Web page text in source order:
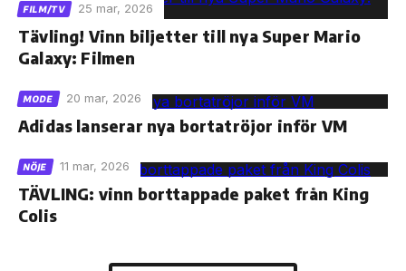
FILM/TV 25 mar, 2026
Tävling! Vinn biljetter till nya Super Mario
Galaxy: Filmen
MODE 20 mar, 2026
Adidas lanserar nya bortatröjor inför VM
NÖJE 11 mar, 2026
TÄVLING: vinn borttappade paket från King
Colis